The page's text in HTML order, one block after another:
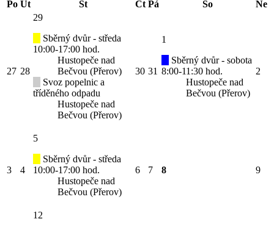
Po Út St Čt Pá So Ne
27 28
29
Sběrný dvůr - středa
10:00-17:00 hod.
Hustopeče nad
Bečvou (Přerov)
Svoz popelnic a
tříděného odpadu
Hustopeče nad
Bečvou (Přerov)
30 31
1
Sběrný dvůr - sobota
8:00-11:30 hod.
Hustopeče nad
Bečvou (Přerov)
2
3 4
5
Sběrný dvůr - středa
10:00-17:00 hod.
Hustopeče nad
Bečvou (Přerov)
6 7 8 9
12